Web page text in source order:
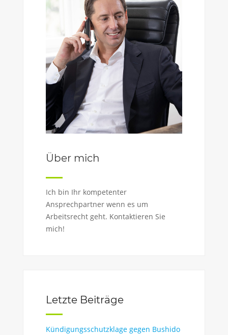
Über mich
Ich bin Ihr kompetenter
Ansprechpartner wenn es um
Arbeitsrecht geht. Kontaktieren Sie
mich!
Letzte Beiträge
Kündigungsschutzklage gegen Bushido